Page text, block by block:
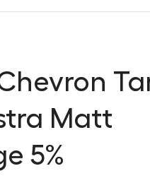
Matt
5%